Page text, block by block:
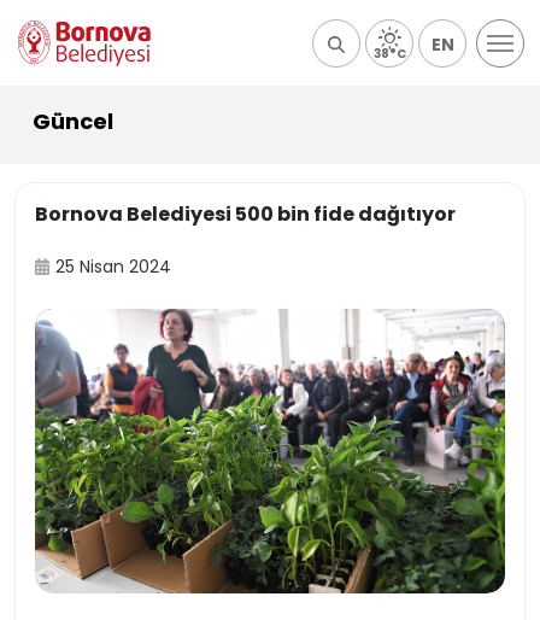
38°C EN
Güncel
Bornova Belediyesi 500 bin fide dağıtıyor
25 Nisan 2024